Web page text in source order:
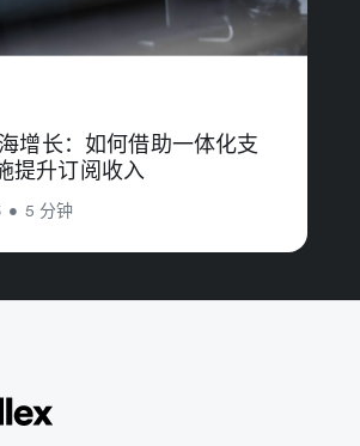
增长：如何借助一体化支
提升订阅收入
• 5 分钟